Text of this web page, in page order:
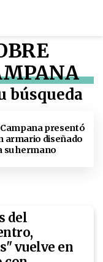
búsqueda
presentó
armario diseñado
su hermano
del
vuelve en